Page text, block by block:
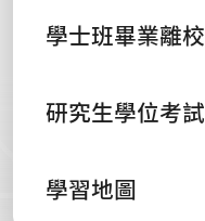
學士班畢業離校
研究生學位考試
學習地圖